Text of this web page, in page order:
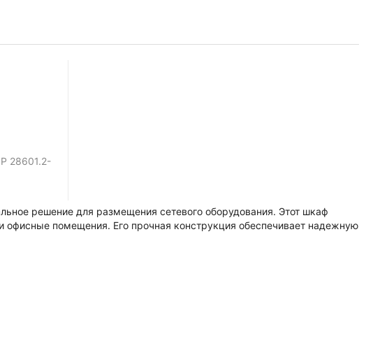
28601.2-
решение для размещения сетевого оборудования. Этот шкаф
помещения. Его прочная конструкция обеспечивает надежную